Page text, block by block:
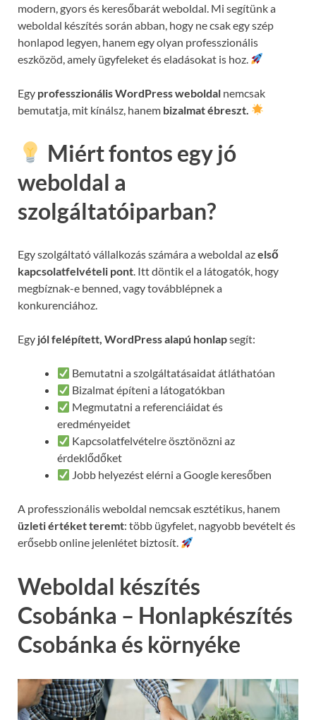
modern, gyors és keresőbarát weboldal. Mi segítünk a
weboldal készítés során abban, hogy ne csak egy szép
honlapod legyen, hanem egy olyan professzionális
eszközöd, amely ügyfeleket és eladásokat is hoz.
Egy professzionális WordPress weboldal nemcsak
bemutatja, mit kínálsz, hanem bizalmat ébreszt.
Miért fontos egy jó
weboldal a
szolgáltatóiparban?
Egy szolgáltató vállalkozás számára a weboldal azelső
kapcsolatfelvételi pont. Itt döntik el a látogatók, hogy
megbíznak-e benned, vagy továbblépnek a
konkurenciához.
Egy jól felépített, WordPress alapú honlapsegít:
Bemutatni a szolgáltatásaidat átláthatóan
Bizalmat építeni a látogatókban
Megmutatni a referenciáidat és
eredményeidet
Kapcsolatfelvételre ösztönözni az
érdeklődőket
Jobb helyezést elérni a Google keresőben
A professzionális weboldal nemcsak esztétikus, hanem
üzleti értéket teremt: több ügyfelet, nagyobb bevételt és
erősebb online jelenlétet biztosít.
Weboldal készítés
Csobánka – Honlapkészítés
Csobánka és környéke